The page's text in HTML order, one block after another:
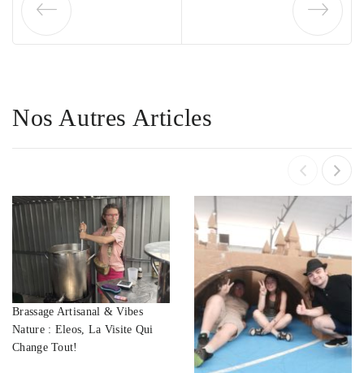
Nos Autres Articles
Brassage Artisanal & Vibes
Nature : Eleos, La Visite Qui
Change Tout!